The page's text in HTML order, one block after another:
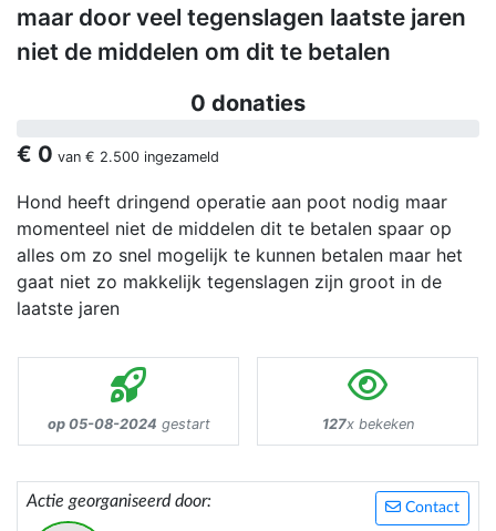
maar door veel tegenslagen laatste jaren
niet de middelen om dit te betalen
0 donaties
€ 0 van € 2.500 ingezameld
Hond heeft dringend operatie aan poot nodig maar
momenteel niet de middelen dit te betalen spaar op
alles om zo snel mogelijk te kunnen betalen maar het
gaat niet zo makkelijk tegenslagen zijn groot in de
laatste jaren
op 05-08-2024 gestart 127x bekeken
Contact
Actie georganiseerd door: